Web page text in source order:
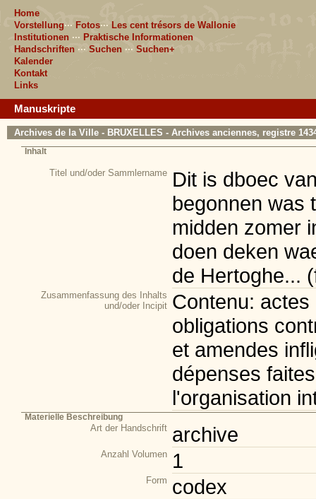
Home
Vorstellung··· Fotos··· Les cent trésors de Wallonie
Institutionen ··· Praktische Informationen
Handschriften ··· Suchen ··· Suchen+
Kalender
Kontakt
Links
Manuskripte
Archives de la Ville - BRUXELLES - Archives anciennes, registre
Inhalt
Titel und/oder Sammlername Dit is dboec
begonnen was
midden zomer
doen deken
de Hertoghe...
Zusammenfassung des Inhalts
und/oder Incipit Contenu:
obligations
et amendes
dépenses
l'organisation
Materielle Beschreibung
Art der Handschrift archive
Anzahl Volumen 1
Form codex